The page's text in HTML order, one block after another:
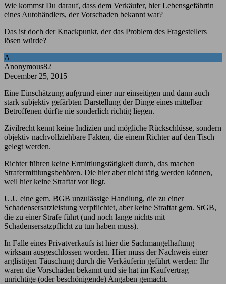
Wie kommst Du darauf, dass dem Verkäufer, hier Lebensgefährtin
eines Autohändlers, der Vorschaden bekannt war?
Das ist doch der Knackpunkt, der das Problem des Fragestellers
lösen würde?
A
Anonymous82
December 25, 2015
Eine Einschätzung aufgrund einer nur einseitigen und dann auch
stark subjektiv gefärbten Darstellung der Dinge eines mittelbar
Betroffenen dürfte nie sonderlich richtig liegen.
Zivilrecht kennt keine Indizien und mögliche Rückschlüsse, sondern
objektiv nachvollziehbare Fakten, die einem Richter auf den Tisch
gelegt werden.
Richter führen keine Ermittlungstätigkeit durch, das machen
Strafermittlungsbehören. Die hier aber nicht tätig werden können,
weil hier keine Straftat vor liegt.
U.U eine gem. BGB unzulässige Handlung, die zu einer
Schadensersatzleistung verpflichtet, aber keine Straftat gem. StGB,
die zu einer Strafe führt (und noch lange nichts mit
Schadensersatzpflicht zu tun haben muss).
In Falle eines Privatverkaufs ist hier die Sachmangelhaftung
wirksam ausgeschlossen worden. Hier muss der Nachweis einer
arglistigen Täuschung durch die Verkäuferin geführt werden: Ihr
waren die Vorschäden bekannt und sie hat im Kaufvertrag
unrichtige (oder beschönigende) Angaben gemacht.